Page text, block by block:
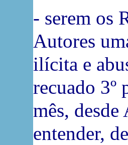
- serem os
Autores
ilícita e
recuado 3º
mês,
entender,